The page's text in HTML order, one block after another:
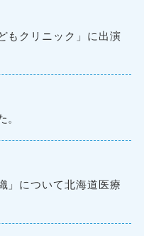
もクリニック」に出演
。
」について北海道医療